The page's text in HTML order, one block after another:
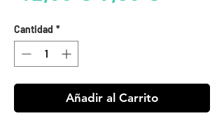
Cantidad *
Añadir al Carrito